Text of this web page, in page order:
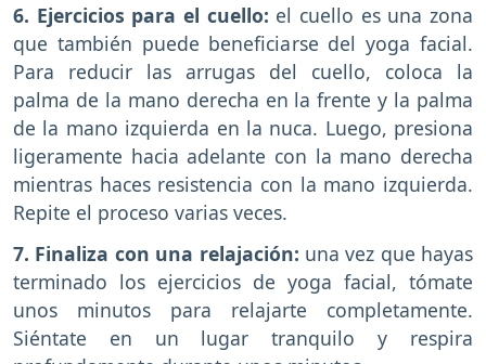
6. Ejercicios para el cuello: el cuello es una zona
que también puede beneficiarse del yoga facial.
Para reducir las arrugas del cuello, coloca la
palma de la mano derecha en la frente y la palma
de la mano izquierda en la nuca. Luego, presiona
ligeramente hacia adelante con la mano derecha
mientras haces resistencia con la mano izquierda.
Repite el proceso varias veces.
7. Finaliza con una relajación: una vez que hayas
terminado los ejercicios de yoga facial, tómate
unos minutos para relajarte completamente.
Siéntate en un lugar tranquilo y respira